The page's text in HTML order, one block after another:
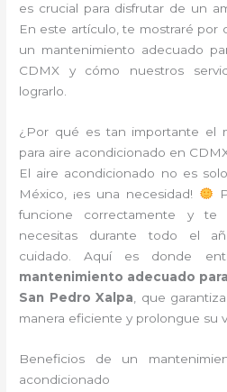
es crucial para disfrutar de un
En este artículo, te mostraré por
un mantenimiento adecuado
CDMX y cómo nuestros
lograrlo.
¿Por qué es tan importante el
para aire acondicionado en
El aire acondicionado no es
México, ¡es una necesidad!
funcione correctamente y te
necesitas durante todo el
cuidado. Aquí es donde
mantenimiento adecuado
San Pedro Xalpa , que
manera eficiente y prolongue su
Beneficios de un
acondicionado